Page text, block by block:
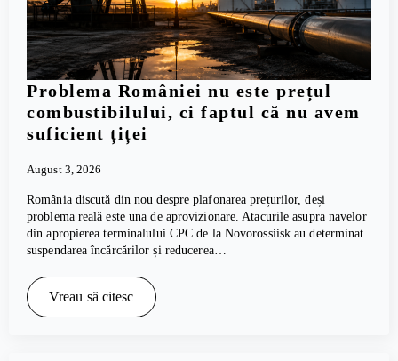
Problema României nu este prețul
combustibilului, ci faptul că nu avem
suficient țiței
August 3, 2026
România discută din nou despre plafonarea prețurilor, deși
problema reală este una de aprovizionare. Atacurile asupra navelor
din apropierea terminalului CPC de la Novorossiisk au determinat
suspendarea încărcărilor și reducerea…
Vreau să citesc